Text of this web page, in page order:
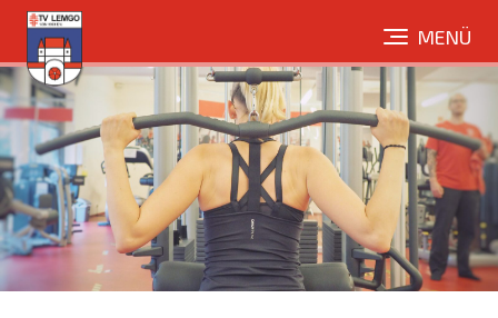
Direkt
zum
Inhalt
MENÜ